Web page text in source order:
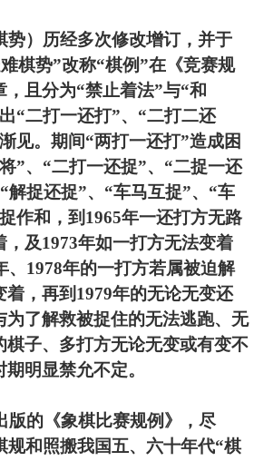
势）历经多次修改增订，并于
棋势”改称“棋例”在《竞赛规
且分为“禁止着法”与“和
“二打一还打”、“二打二还
见。期间“两打一还打”造成困
”、“二打一还捉”、“二捉一还
解捉还捉”、“车马互捉”、“车
作和，到1965年一还打方无路
及1973年如一打方无法变着
、1978年的一打方若属被迫解
，再到1979年的无论无变还
为了解救被捉住的无法逃跑、无
棋子、多打方无论无变或有变不
明显禁允不定。
版的《象棋比赛规例》，尽
规和照搬我国五、六十年代“棋